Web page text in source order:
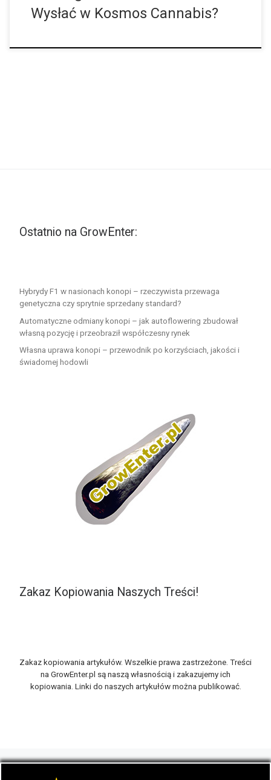
Wysłać w Kosmos Cannabis?
Ostatnio na GrowEnter:
Hybrydy F1 w nasionach konopi – rzeczywista przewaga
genetyczna czy sprytnie sprzedany standard?
Automatyczne odmiany konopi – jak autoflowering zbudował
własną pozycję i przeobraził współczesny rynek
Własna uprawa konopi – przewodnik po korzyściach, jakości i
świadomej hodowli
Zakaz Kopiowania Naszych Treści!
Zakaz kopiowania artykułów. Wszelkie prawa zastrzeżone. Treści
na GrowEnter.pl są naszą własnością i zakazujemy ich
kopiowania. Linki do naszych artykułów można publikować.